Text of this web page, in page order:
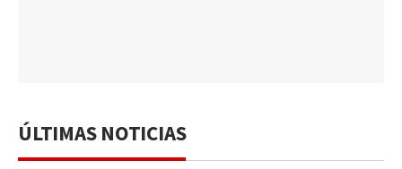
ÚLTIMAS NOTICIAS